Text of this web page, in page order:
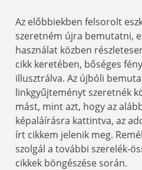
Az előbbiekben felsorolt
szeretném újra bemutatni,
használat közben
cikk keretében, bőséges
illusztrálva. Az újbóli
linkgyűjteményt szeretnék
mást, mint azt, hogy az
képaláírásra kattintva, az
írt cikkem jelenik meg.
szolgál a további szerelék-
cikkek böngészése során.